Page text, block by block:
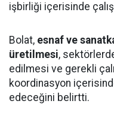
işbirliği içerisinde
Bolat, esnaf ve
üretilmesi,
edilmesi ve gerekli
koordinasyon
edeceğini belirtti.